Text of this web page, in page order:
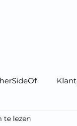
te lezen